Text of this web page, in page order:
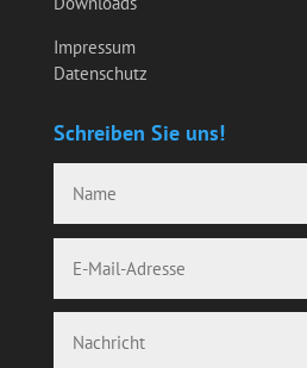
Impressum
Datenschutz
Schreiben Sie uns!